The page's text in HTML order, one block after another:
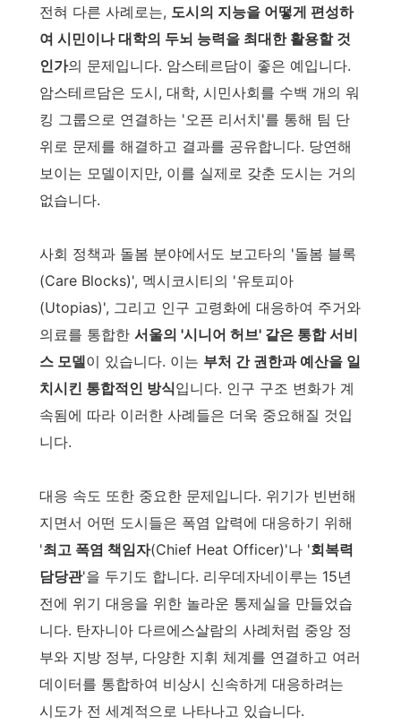
전혀 다른 사례로는, 도시의 지능을 어떻게 편성하
여 시민이나 대학의 두뇌 능력을 최대한 활용할 것
인가의 문제입니다. 암스테르담이 좋은 예입니다.
암스테르담은 도시, 대학, 시민사회를 수백 개의 워
킹 그룹으로 연결하는 '오픈 리서치'를 통해 팀 단
위로 문제를 해결하고 결과를 공유합니다. 당연해
보이는 모델이지만, 이를 실제로 갖춘 도시는 거의
없습니다.
사회 정책과 돌봄 분야에서도 보고타의 '돌봄 블록
(Care Blocks)', 멕시코시티의 '유토피아
(Utopias)', 그리고 인구 고령화에 대응하여 주거와
의료를 통합한 서울의 '시니어 허브' 같은 통합 서비
스 모델이 있습니다. 이는 부처 간 권한과 예산을 일
치시킨 통합적인 방식입니다. 인구 구조 변화가 계
속됨에 따라 이러한 사례들은 더욱 중요해질 것입
니다.
대응 속도 또한 중요한 문제입니다. 위기가 빈번해
지면서 어떤 도시들은 폭염 압력에 대응하기 위해
'최고 폭염 책임자(Chief Heat Officer)'나 '회복력
담당관'을 두기도 합니다. 리우데자네이루는 15년
전에 위기 대응을 위한 놀라운 통제실을 만들었습
니다. 탄자니아 다르에스살람의 사례처럼 중앙 정
부와 지방 정부, 다양한 지휘 체계를 연결하고 여러
데이터를 통합하여 비상시 신속하게 대응하려는
시도가 전 세계적으로 나타나고 있습니다.